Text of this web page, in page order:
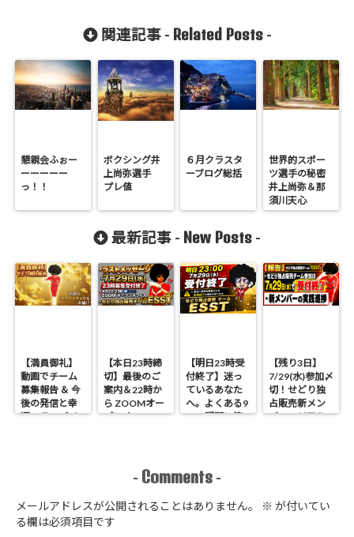
関連記事 - Related Posts-
懇親会ふぉー
ーーーーー
っ！！
ボクシング井
上尚弥選手
プレ値
６月クラスタ
ーブログ総括
世界的スポー
ツ選手の秘密
井上尚弥＆那
須川天心
最新記事 - New Posts -
【満員御礼】
動画でチーム
募集報告 ＆ 今
後の発信と幸
運のラッパイ
【本日23時締
切】最後のご
案内＆22時か
ら ZOOMオー
プンオフィス
【明日23時受
付終了】迷っ
ているあなた
へ。よくある9
つの疑問に答
【残り3日】
7/29(水)参加〆
切！せどり独
占販売新メン
バーのリアル
- Comments -
メールアドレスが公開されることはありません。 ※ が付いてい
る欄は必須項目です